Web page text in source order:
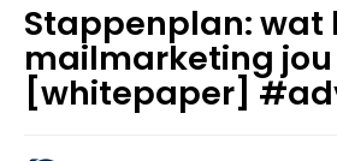
Stappenplan: wat
mailmarketing jou
[whitepaper]